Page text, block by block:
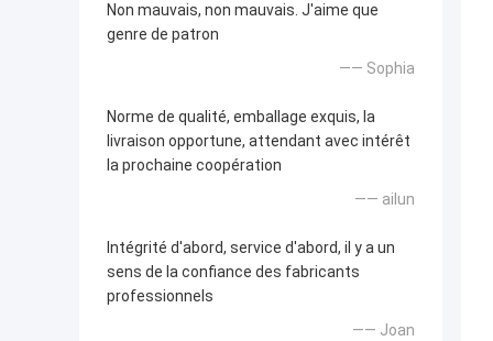
Non mauvais, non mauvais. J'aime que
genre de patron
—— Sophia
Norme de qualité, emballage exquis, la
livraison opportune, attendant avec intérêt
la prochaine coopération
—— ailun
Intégrité d'abord, service d'abord, il y a un
sens de la confiance des fabricants
professionnels
—— Joan